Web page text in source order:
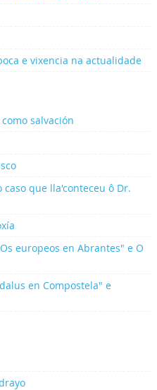
e vixencia na actualidade
salvación
que lla'conteceu ô Dr.
europeos en Abrantes" e O
en Compostela" e